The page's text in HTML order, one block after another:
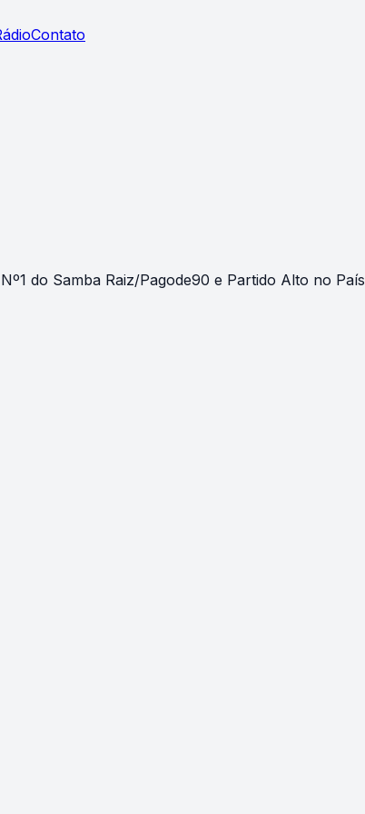
Contato
do Samba Raiz/Pagode90 e Partido Alto no País